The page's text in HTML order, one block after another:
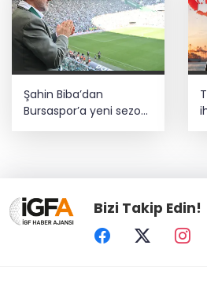
Şahin Biba’dan
Bursaspor’a yeni sezon
Bizi Takip Edin!